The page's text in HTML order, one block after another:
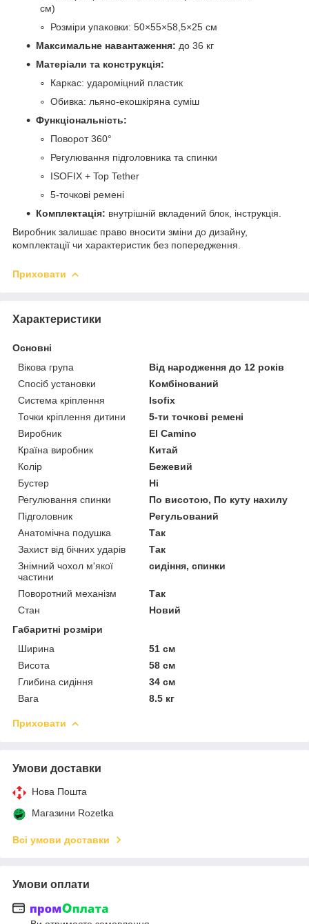
см)
Розміри упаковки: 50×55×58,5×25 см
Максимальне навантаження: до 36 кг
Матеріали та конструкція:
Каркас: удароміцний пластик
Обивка: льяно-екошкіряна суміш
Функціональність:
Поворот 360°
Регулювання підголовника та спинки
ISOFIX + Top Tether
5-точкові ремені
Комплектація: внутрішній вкладений блок, інструкція.
Виробник залишає право вносити зміни до дизайну,
комплектації чи характеристик без попередження.
Приховати
Характеристики
Основні
Вікова група
Від народження до 12 років
Спосіб установки
Комбінований
Система кріплення
Isofix
Точки кріплення дитини
5-ти точкові ремені
Виробник
El Camino
Країна виробник
Китай
Колір
Бежевий
Бустер
Ні
Регулювання спинки
По висотою, По куту нахилу
Підголовник
Регульований
Анатомічна подушка
Так
Захист від бічних ударів
Так
Знімний чохол м'якої
частини
сидіння, спинки
Поворотний механізм
Так
Стан
Новий
Габаритні розміри
Ширина
51 см
Висота
58 см
Глибина сидіння
34 см
Вага
8.5 кг
Приховати
Умови доставки
Нова Пошта
Магазини Rozetka
Всі умови доставки
Умови оплати